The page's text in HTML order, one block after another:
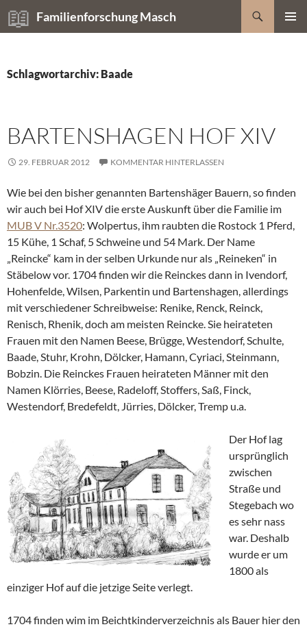
Zum
Inhalt
Familienforschung Masch
Suchen
Schlagwortarchiv: Baade
BARTENSHAGEN HOF XIV
29. FEBRUAR 2012 KOMMENTAR HINTERLASSEN
Wie bei den bisher genannten Bartenshäger Bauern, so finden
wir auch bei Hof XIV die erste Auskunft über die Familie im
MUB V Nr.3520: Wolpertus, ihm raubten die Rostock 1 Pferd,
15 Kühe, 1 Schaf, 5 Schweine und 54 Mark. Der Name
„Reincke“ kam in der selben Urkunde nur als „Reineken“ in
Stäbelow vor. 1704 finden wir die Reinckes dann in Ivendorf,
Hohenfelde, Wilsen, Parkentin und Bartenshagen, allerdings
mit verschiedener Schreibweise: Renike, Renck, Reinck,
Renisch, Rhenik, doch am meisten Reincke. Sie heirateten
Frauen mit den Namen Beese, Brügge, Westendorf, Schulte,
Baade, Stuhr, Krohn, Dölcker, Hamann, Cyriaci, Steinmann,
Bobzin. Die Reinckes Frauen heirateten Männer mit den
Namen Klörries, Beese, Radeloff, Stoffers, Saß, Finck,
Westendorf, Bredefeldt, Jürries, Dölcker, Tremp u.a.
Der Hof lag
ursprünglich
zwischen
Straße und
Stegebach wo
es sehr nass
war. Deshalb
wurde er um
1800 als
einziger Hof auf die jetzige Seite verlegt.
1704 finden wim im Beichtkinderverzeichnis als Bauer hier den